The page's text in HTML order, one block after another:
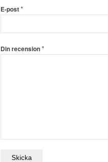
E-post*
Din recension*